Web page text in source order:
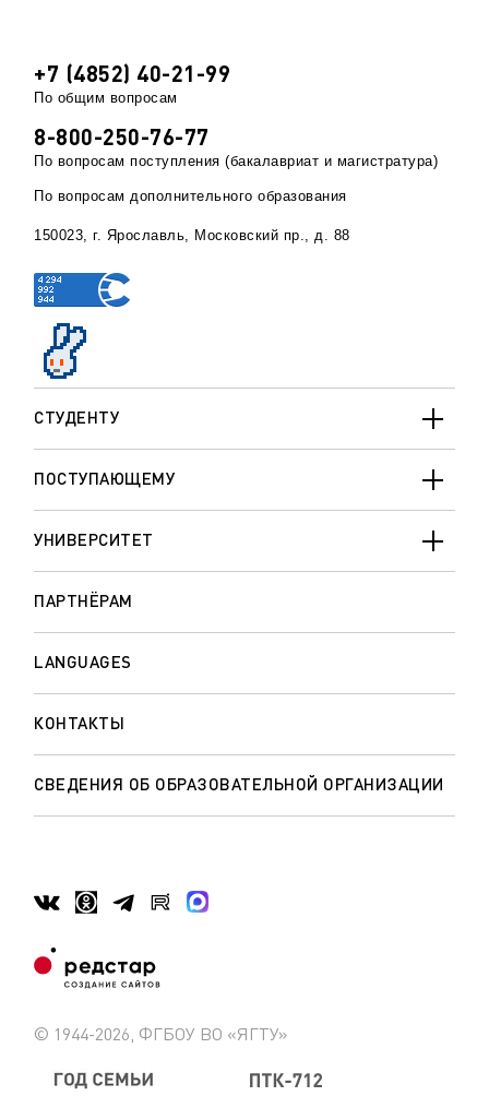
СТУДЕНТУ
ПОСТУПАЮЩЕМУ
УНИВЕРСИТЕТ
ПАРТНЁРАМ
LANGUAGES
КОНТАКТЫ
СВЕДЕНИЯ ОБ ОБРАЗОВАТЕЛЬНОЙ ОРГАНИЗАЦИИ
+7 (4852) 40-21-99
По общим вопросам
8-800-250-76-77
По вопросам поступления (бакалавриат и магистратура)
По вопросам дополнительного образования
150023, г. Ярославль, Московский пр., д. 88
© 1944-2026, ФГБОУ ВО «ЯГТУ»